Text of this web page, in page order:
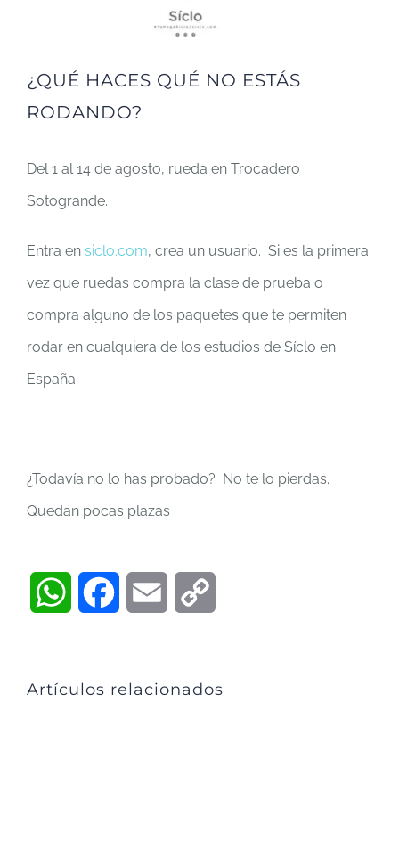
¿QUÉ HACES QUÉ NO ESTÁS
RODANDO?
Del 1 al 14 de agosto, rueda en Trocadero
Sotogrande.
Entra en siclo.com, crea un usuario. Si es la primera
vez que ruedas compra la clase de prueba o
compra alguno de los paquetes que te permiten
rodar en cualquiera de los estudios de Síclo en
España.
¿Todavía no lo has probado? No te lo pierdas.
Quedan pocas plazas
WhatsAppFacebookEmail
Artículos relacionados